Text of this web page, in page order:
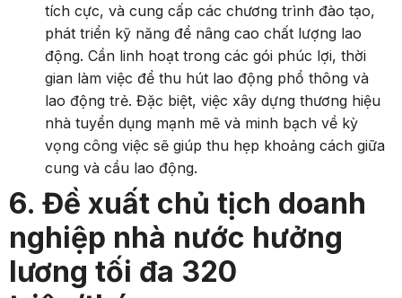
tích cực, và cung cấp các chương trình đào tạo,
phát triển kỹ năng để nâng cao chất lượng lao
động. Cần linh hoạt trong các gói phúc lợi, thời
gian làm việc để thu hút lao động phổ thông và
lao động trẻ. Đặc biệt, việc xây dựng thương hiệu
nhà tuyển dụng mạnh mẽ và minh bạch về kỳ
vọng công việc sẽ giúp thu hẹp khoảng cách giữa
cung và cầu lao động.
6. Đề xuất chủ tịch doanh
nghiệp nhà nước hưởng
lương tối đa 320